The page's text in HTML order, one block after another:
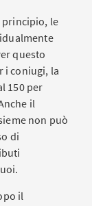
principio, le
questo
i coniugi, la
150 per
il
non può
di
il